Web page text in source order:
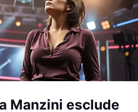
Manzini esclude